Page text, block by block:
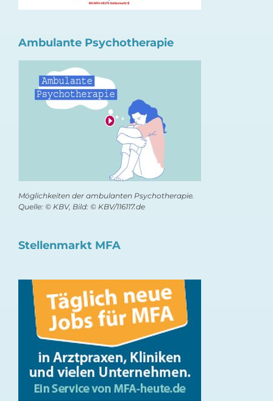
Ambulante Psychotherapie
Möglichkeiten der ambulanten Psychotherapie.
Quelle: © KBV, Bild: © KBV/116117.de
Stellenmarkt MFA